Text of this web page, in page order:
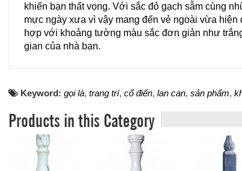
khiến bạn thất vọng. Với sắc đỏ gạch sẫm cùng
mực ngày xưa vì vậy mang đến vẻ ngoài vừa
hợp với khoảng tường màu sắc đơn giản như
gian của nhà bạn.
Keyword: gọi là, trang trí, cổ điển, lan can, sản phẩm,
Products in this Category